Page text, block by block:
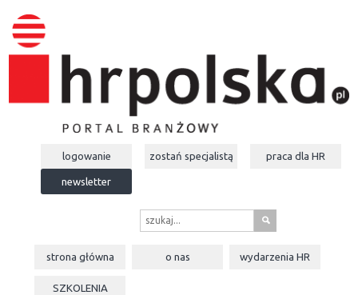
logowanie zostań specjalistą praca dla HR
newsletter
s
strona główna o nas wydarzeniaHR
SZKOLENIA